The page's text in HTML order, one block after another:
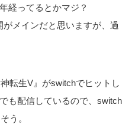
経ってるとかマジ？
メインだと思いますが、過
転生V』がswitchでヒットし
も配信しているので、switch
う。